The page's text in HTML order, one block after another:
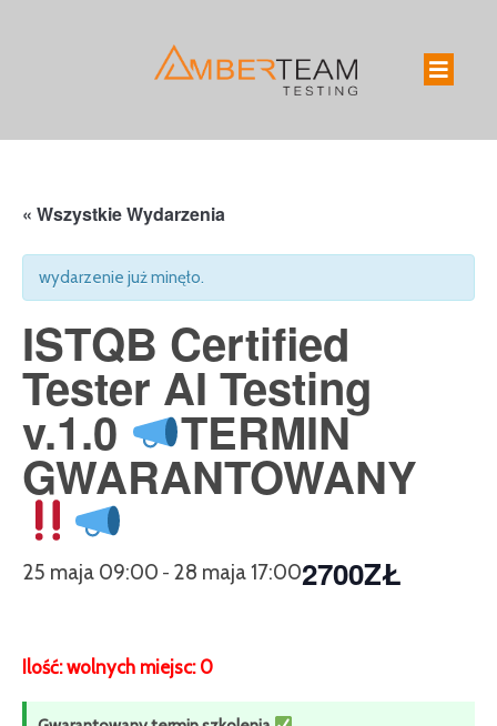
« Wszystkie Wydarzenia
wydarzenie już minęło.
ISTQB Certified
Tester AI Testing
v.1.0 TERMIN
GWARANTOWANY
25 maja 09:00 - 28 maja 17:002700ZŁ
Ilość: wolnych miejsc: 0